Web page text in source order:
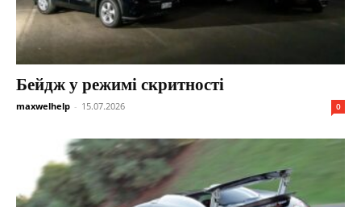
Бейдж у режимі скритності
maxwelhelp - 15.07.2026 0